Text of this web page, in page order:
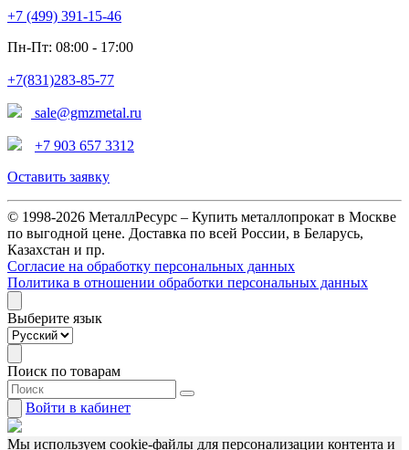
+7 (499) 391-15-46
Пн-Пт: 08:00 - 17:00
+7(831)283-85-77
sale@gmzmetal.ru
+7 903 657 3312
Оставить заявку
© 1998-2026 МеталлРесурс – Купить металлопрокат в Москве
по выгодной цене. Доставка по всей России, в Беларусь,
Казахстан и пр.
Согласие на обработку персональных данных
Политика в отношении обработки персональных данных
Выберите язык
Поиск по товарам
Войти в кабинет
Мы используем cookie-файлы для персонализации контента и